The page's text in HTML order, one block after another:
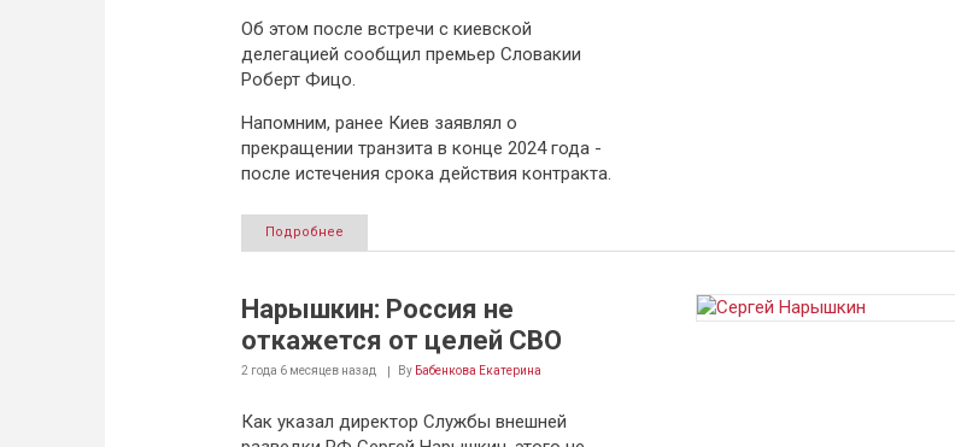
Об этом после встречи с киевской
делегацией сообщил премьер Словакии
Роберт Фицо.
Напомним, ранее Киев заявлял о
прекращении транзита в конце 2024 года -
после истечения срока действия контракта.
Подробнее
Нарышкин: Россия не
откажется от целей СВО
2 года 6 месяцевназад By Бабенкова Екатерина
Как указал директор Службы внешней